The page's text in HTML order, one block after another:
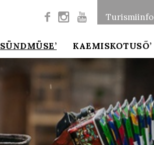
Turismiinfo
  
SÜNDMÜSE’ KAEMISKOTUSÕ’